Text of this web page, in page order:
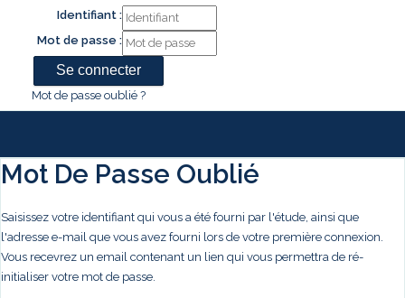
Identifiant :
Mot de passe :
Mot de passe oublié ?
Mot De Passe Oublié
Saisissez votre identifiant qui vous a été fourni par l'étude, ainsi que
l'adresse e-mail que vous avez fourni lors de votre première connexion.
Vous recevrez un email contenant un lien qui vous permettra de ré-
initialiser votre mot de passe.